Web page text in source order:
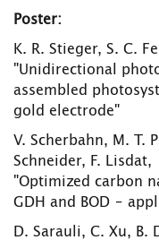
Poster:
K. R. Stieger, S. C.
"Unidirectional
assembled
gold electrode"
V. Scherbahn, M. T.
Schneider, F. Lisdat,
"Optimized carbon
GDH and BOD –
D. Sarauli, C. Xu, B.